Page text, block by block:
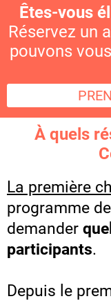
Êtes-vous
Réservez un
pouvons
À quels
La première
programme
demander
participants.
Depuis le